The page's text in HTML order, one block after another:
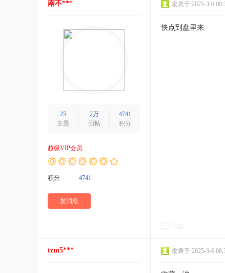
南不***
25
主题
2万
回帖
4741
积分
超级VIP会员
积分 4741
发消息
发表于 2025-3-6
快点到盘里来
tzm5*** 发表于 2025-3-6